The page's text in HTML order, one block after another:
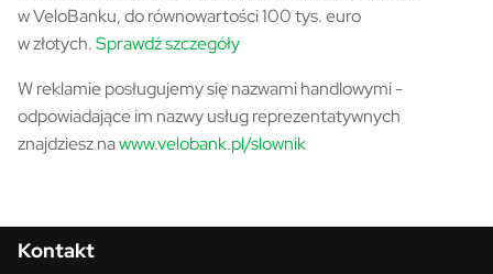
w VeloBanku, do równowartości 100 tys. euro
w złotych. Sprawdź szczegóły
W reklamie posługujemy się nazwami handlowymi -
odpowiadające im nazwy usług reprezentatywnych
znajdziesz nawww.velobank.pl/slownik
Menu w stopce
Kontakt